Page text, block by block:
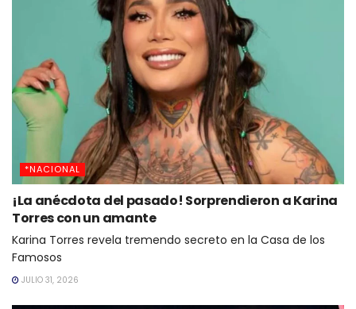
*NACIONAL
¡La anécdota del pasado! Sorprendieron a Karina
Torres con un amante
Karina Torres revela tremendo secreto en la Casa de los
Famosos
JULIO 31, 2026